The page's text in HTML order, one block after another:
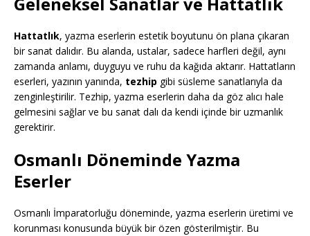
Hattatlık, yazma eserlerin estetik boyutunu ön plana çıkaran
bir sanat dalıdır. Bu alanda, ustalar, sadece harfleri değil, aynı
zamanda anlamı, duyguyu ve ruhu da kağıda aktarır. Hattatların
eserleri, yazının yanında, tezhip gibi süsleme sanatlarıyla da
zenginleştirilir. Tezhip, yazma eserlerin daha da göz alıcı hale
gelmesini sağlar ve bu sanat dalı da kendi içinde bir uzmanlık
gerektirir.
Osmanlı Döneminde Yazma
Eserler
Osmanlı İmparatorluğu döneminde, yazma eserlerin üretimi ve
korunması konusunda büyük bir özen gösterilmiştir. Bu